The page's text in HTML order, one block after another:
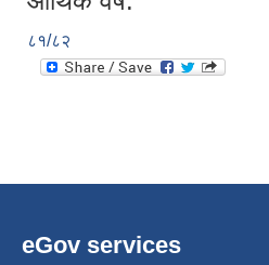
८१/८२
eGov services